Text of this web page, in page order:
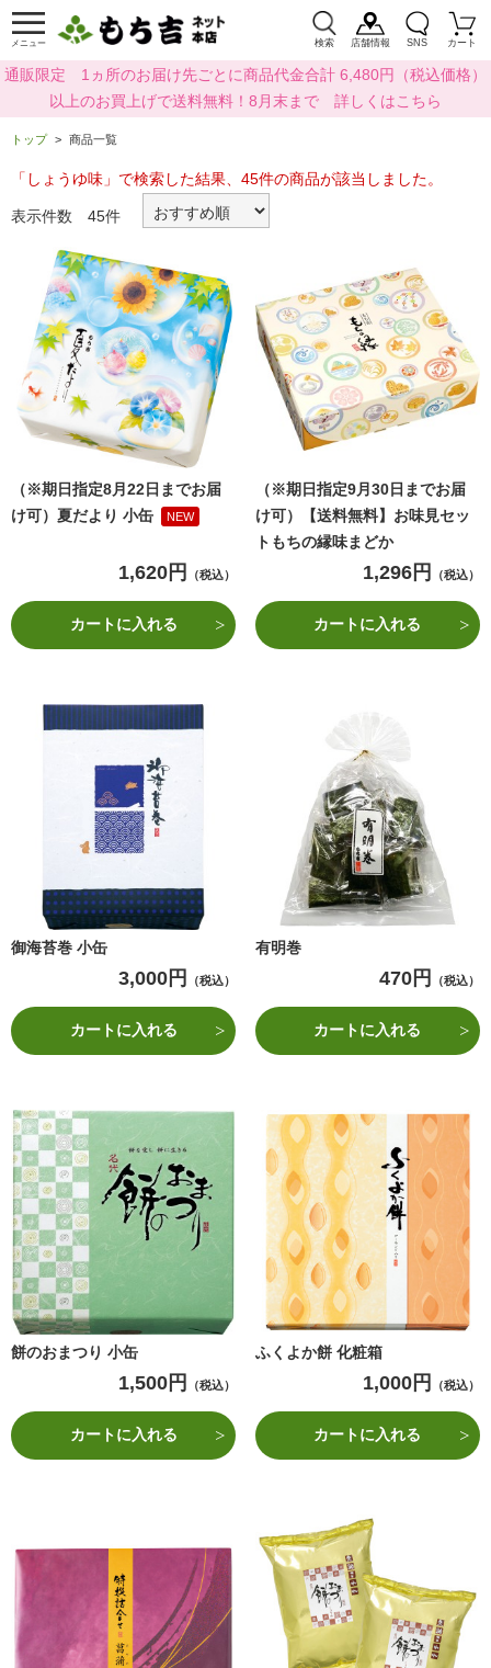
メニュー 検索 店舗情報 SNS カート
通販限定 1ヵ所のお届け先ごとに商品代金合計 6,480円（税込価格）
以上のお買上げで送料無料！8月末まで 詳しくはこちら
トップ 商品一覧
「しょうゆ味」で検索した結果、45件の商品が該当しました。
表示件数 45件
（※期日指定8月22日までお届
け可）夏だより 小缶
NEW
1,620円 （税込）
カートに入れる
（※期日指定9月30日までお届
け可）【送料無料】お味見セッ
トもちの縁味まどか
1,296円 （税込）
カートに入れる
御海苔巻 小缶
3,000円 （税込）
カートに入れる
有明巻
470円 （税込）
カートに入れる
餅のおまつり 小缶
1,500円 （税込）
カートに入れる
ふくよか餅 化粧箱
1,000円 （税込）
カートに入れる